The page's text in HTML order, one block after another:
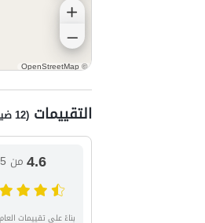
©
OpenStreetMap
التقييمات (
12
4.6من 5
بناءً على تقييمات